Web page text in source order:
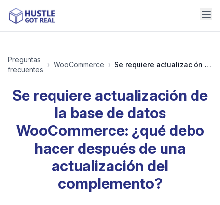
Preguntas
frecuentes
› WooCommerce › Se requiere actualización de la base de datos WooCommerce: ¿qué debo hacer después de una actualización del complemento?
Se requiere actualización de
la base de datos
WooCommerce: ¿qué debo
hacer después de una
actualización del
complemento?